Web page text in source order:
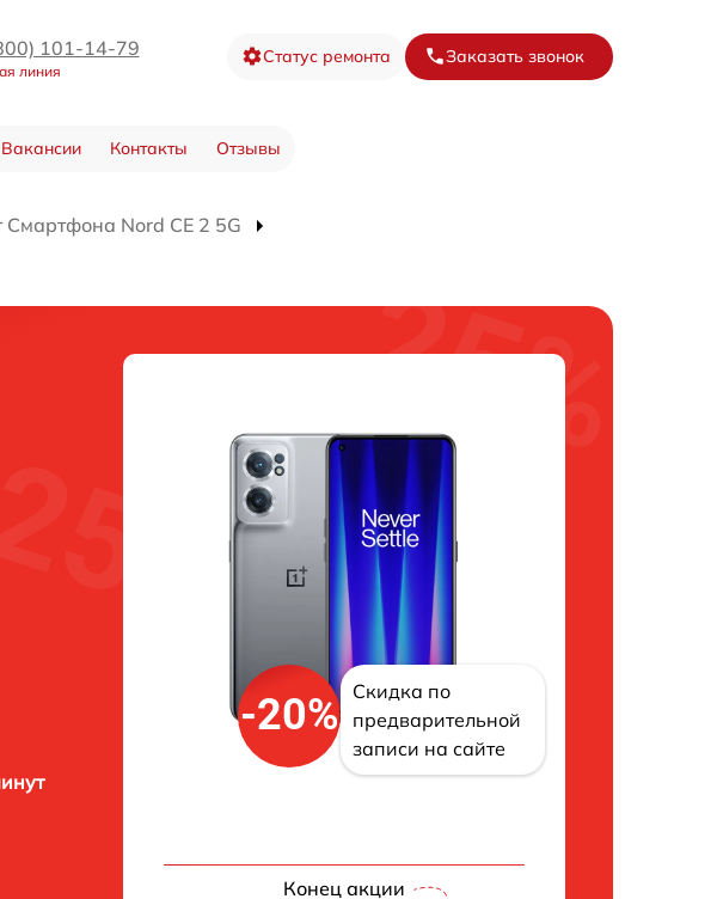
101-14-79
линия
Статус ремонта Заказать звонок
Вакансии Контакты Отзывы
Смартфона Nord CE 2 5G
-20%
Скидка по
предварительной
записи на сайте
Конец акции